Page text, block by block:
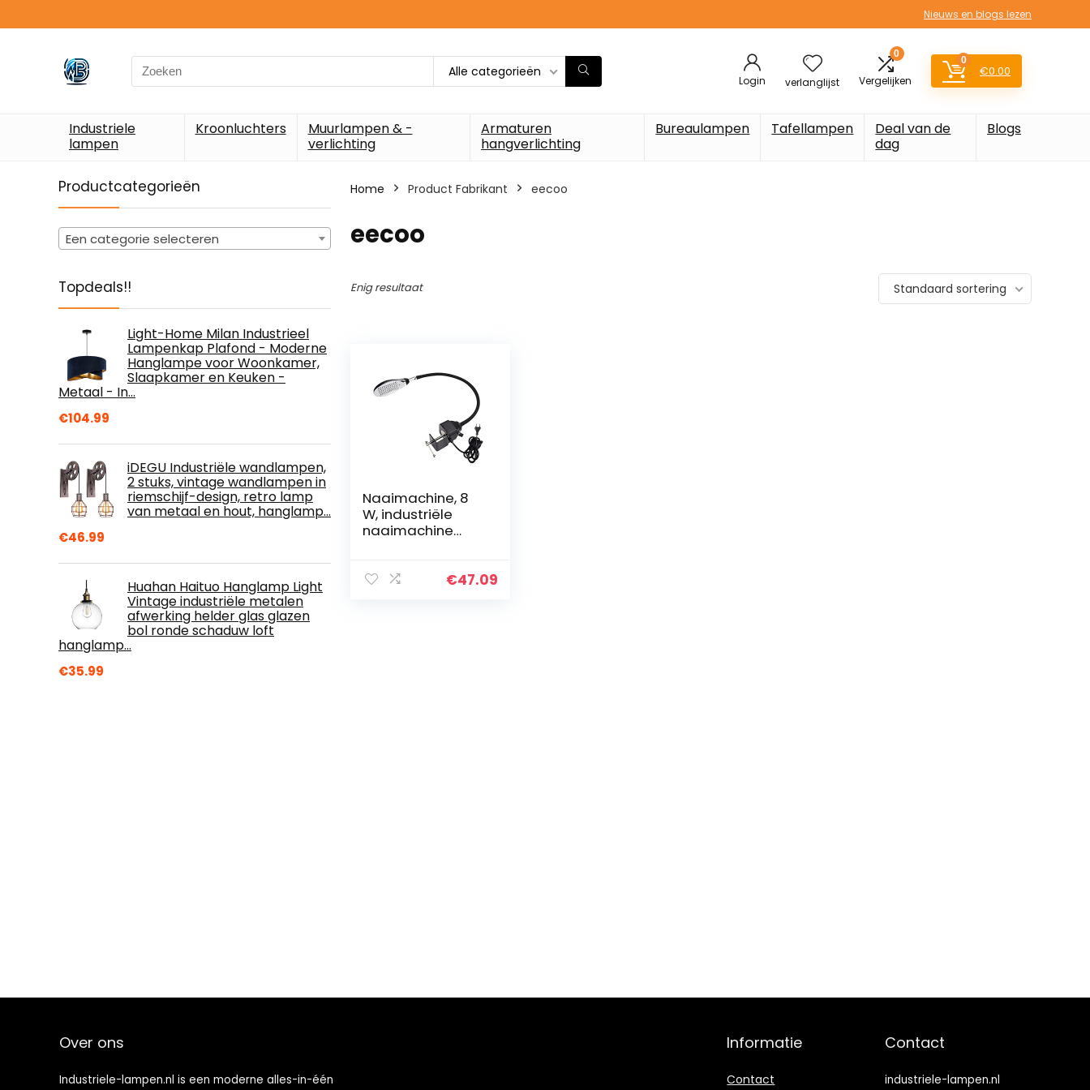
Nieuws en blogs lezen
Search
for:
Alle categorieën
Login verlanglijst
0
Vergelijken
0
€0.00
Industriele
lampen
Kroonluchters
Muurlampen & -
verlichting
Armaturen
hangverlichting
Bureaulampen Tafellampen
Deal van de
dag
Blogs
Productcategorieën
Een categorie selecteren
Topdeals!!
Light-Home Milan Industrieel
Lampenkap Plafond - Moderne
Hanglampe voor Woonkamer,
Slaapkamer en Keuken -
Metaal - In…
€104.99
iDEGU Industriële wandlampen,
2 stuks, vintage wandlampen in
riemschijf-design, retro lamp
van metaal en hout, hanglamp…
€46.99
Huahan Haituo Hanglamp Light
Vintage industriële metalen
afwerking helder glas glazen
bol ronde schaduw loft
hanglamp…
€35.99
Home Product Fabrikant ‎eecoo
‎eecoo
Enig resultaat Standaard sortering
Naaimachine, 8
W, industriële
naaimachine
voet, 50 leds€47.09
Over ons
Industriele-lampen.nl is een moderne alles-in-één
Informatie
Contact
Contact
industriele-lampen.nl